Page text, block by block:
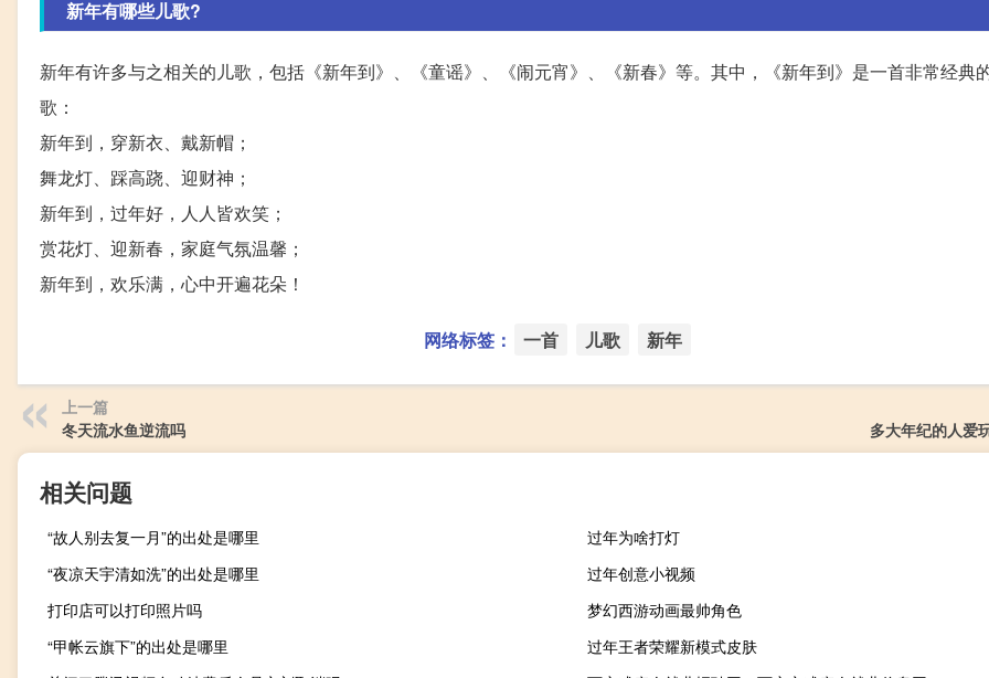
新年有哪些儿歌?
新年有许多与之相关的儿歌，包括《新年到》、《童谣》、《闹元宵》、《新春》等。其中，《新年到》是一首非常经典
歌：
新年到，穿新衣、戴新帽；
舞龙灯、踩高跷、迎财神；
新年到，过年好，人人皆欢笑；
赏花灯、迎新春，家庭气氛温馨；
新年到，欢乐满，心中开遍花朵！
网络标签： 一首 儿歌 新年
上一篇
冬天流水鱼逆流吗
多大年纪的人爱
相关问题
“故人别去复一月”的出处是哪里
过年为啥打灯
“夜凉天宇清如洗”的出处是哪里
过年创意小视频
打印店可以打印照片吗
梦幻西游动画最帅角色
“甲帐云旗下”的出处是哪里
过年王者荣耀新模式皮肤